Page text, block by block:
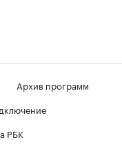
Архив программ
РБК